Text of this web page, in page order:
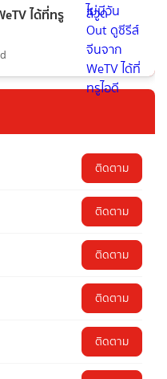
ได้ที่ทรู
ติดตาม
ติดตาม
ติดตาม
ติดตาม
ติดตาม